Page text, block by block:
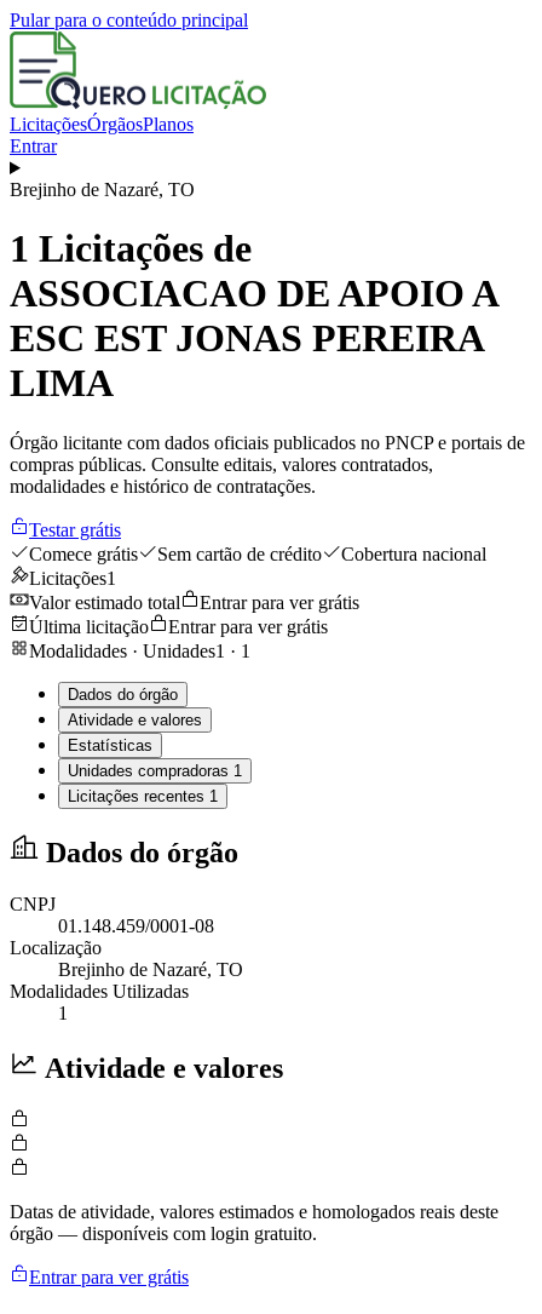
Pular para o conteúdo principal
LicitaçõesÓrgãosPlanos
Entrar
Brejinho de Nazaré, TO
1 Licitações de
ASSOCIACAO DE APOIO A
ESC EST JONAS PEREIRA
LIMA
Órgão licitante com dados oficiais publicados no PNCP e portais de
compras públicas. Consulte editais, valores contratados,
modalidades e histórico de contratações.
Testar grátis
Comece grátis
Sem cartão de crédito
Cobertura nacional
Licitações1
Valor estimado total
Entrar para ver grátis
Última licitação
Entrar para ver grátis
Modalidades · Unidades1 · 1
Dados do órgão
Atividade e valores
Estatísticas
Unidades compradoras 1
Licitações recentes 1
Dados do órgão
CNPJ
01.148.459/0001-08
Localização
Brejinho de Nazaré, TO
Modalidades Utilizadas
1
Atividade e valores
Datas de atividade, valores estimados e homologados reais deste
órgão — disponíveis com login gratuito.
Entrar para ver grátis